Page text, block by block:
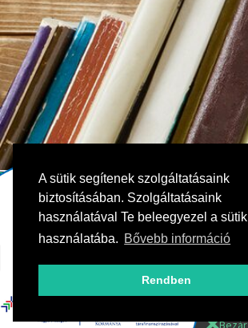
A sütik segítenek szolgáltatásaink
biztosításában. Szolgáltatásaink
használatával Te beleegyezel a sütik
használatába. Bővebb információ
Rendben
Bezár
Kövess bennünket!